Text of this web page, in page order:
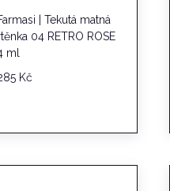
| Tekutá matná
04 RETRO ROSE
ml
Kč